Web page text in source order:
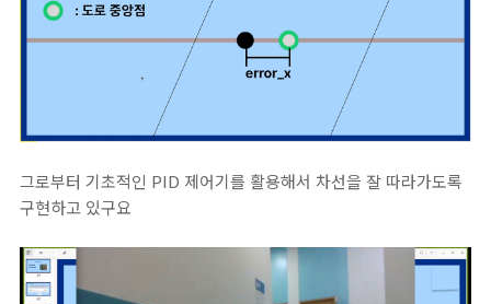
그로부터 기초적인 PID 제어기를 활용해서 차선을 잘 따라가도록
구현하고 있구요